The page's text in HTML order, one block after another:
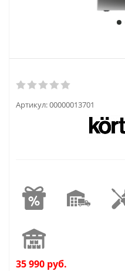
Артикул:00000013701
35 990 руб.